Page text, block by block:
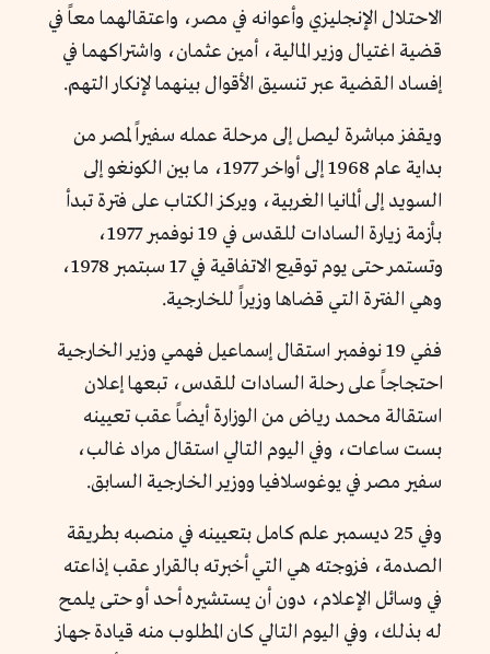
الاحتلال الإنجليزي وأعوانه في مصر، واعتقالهما معاً في
قضية اغتيال وزير المالية، أمين عثمان، واشتراكهما في
إفساد القضية عبر تنسيق الأقوال بينهما لإنكار التهم.
ويقفز مباشرة ليصل إلى مرحلة عمله سفيراً لمصر من
بداية عام 1968 إلى أواخر 1977، ما بين الكونغو إلى
السويد إلى ألمانيا الغربية، ويركز الكتاب على فترة تبدأ
بأزمة زيارة السادات للقدس في 19 نوفمبر 1977،
وتستمر حتى يوم توقيع الاتفاقية في 17 سبتمبر 1978،
وهي الفترة التي قضاها وزيراً للخارجية.
ففي 19 نوفمبر استقال إسماعيل فهمي وزير الخارجية
احتجاجاً على رحلة السادات للقدس، تبعها إعلان
استقالة محمد رياض من الوزارة أيضاً عقب تعيينه
بست ساعات، وفي اليوم التالي استقال مراد غالب،
سفير مصر في يوغوسلافيا ووزير الخارجية السابق.
وفي 25 ديسمبر علم كامل بتعيينه في منصبه بطريقة
الصدمة، فزوجته هي التي أخبرته بالقرار عقب إذاعته
في وسائل الإعلام، دون أن يستشيره أحد أو حتى يلمح
له بذلك، وفي اليوم التالي كان المطلوب منه قيادة جهاز